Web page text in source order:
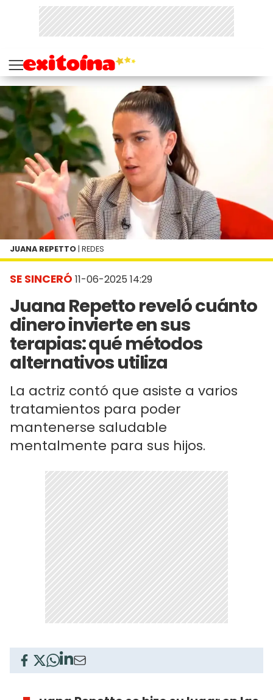
SE SINCERÓ 11-06-2025 14:29
Juana Repetto reveló cuánto
dinero invierte en sus
terapias: qué métodos
alternativos utiliza
La actriz contó que asiste a varios
tratamientos para poder
mantenerse saludable
mentalmente para sus hijos.
JUANA REPETTO | REDES